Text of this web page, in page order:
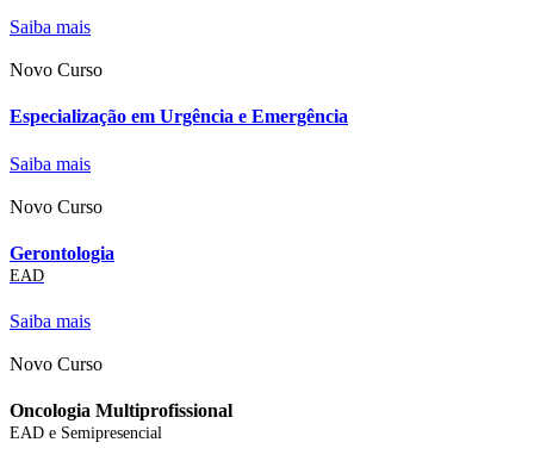
Saiba mais
Novo Curso
Especialização em Urgência e Emergência
Saiba mais
Novo Curso
Gerontologia
EAD
Saiba mais
Novo Curso
Oncologia Multiprofissional
EAD e Semipresencial